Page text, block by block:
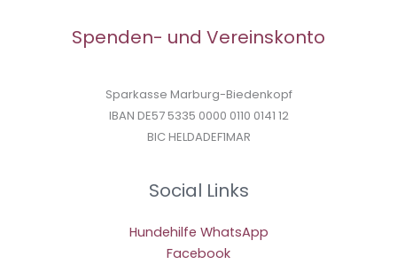
Spenden- und Vereinskonto
Sparkasse Marburg-Biedenkopf
IBAN DE57 5335 0000 0110 0141 12
BIC HELDADEF1MAR
Social Links
Hundehilfe WhatsApp
Facebook